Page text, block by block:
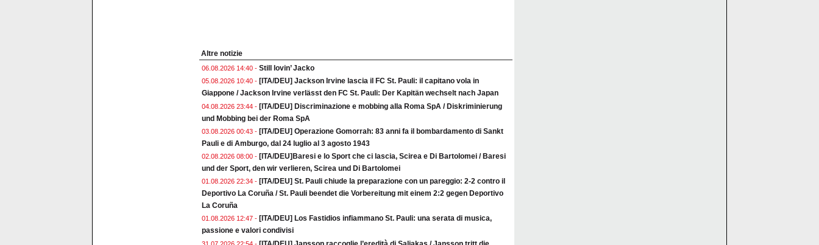
Altre notizie
06.08.2026 14:40 - Still lovin’ Jacko
05.08.2026 10:40 - [ITA/DEU] Jackson Irvine lascia il FC St. Pauli: il capitano vola in
Giappone / Jackson Irvine verlässt den FC St. Pauli: Der Kapitän wechselt nach Japan
04.08.2026 23:44 - [ITA/DEU] Discriminazione e mobbing alla Roma SpA / Diskriminierung
und Mobbing bei der Roma SpA
03.08.2026 00:43 - [ITA/DEU] Operazione Gomorrah: 83 anni fa il bombardamento di Sankt
Pauli e di Amburgo, dal 24 luglio al 3 agosto 1943
02.08.2026 08:00 - [ITA/DEU]Baresi e lo Sport che ci lascia, Scirea e Di Bartolomei / Baresi
und der Sport, den wir verlieren, Scirea und Di Bartolomei
01.08.2026 22:34 - [ITA/DEU] St. Pauli chiude la preparazione con un pareggio: 2-2 contro il
Deportivo La Coruña / St. Pauli beendet die Vorbereitung mit einem 2:2 gegen Deportivo
La Coruña
01.08.2026 12:47 - [ITA/DEU] Los Fastidios infiammano St. Pauli: una serata di musica,
passione e valori condivisi